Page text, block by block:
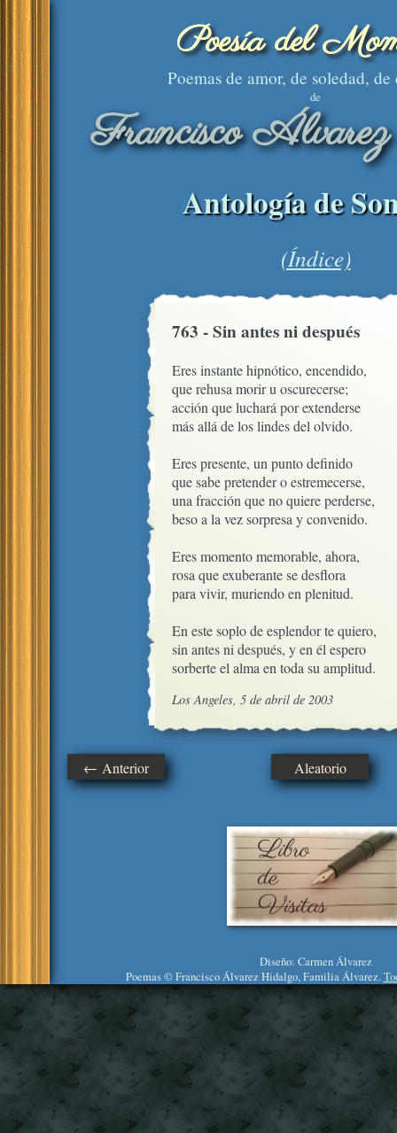
Poesía del
Poemas de amor, de soledad, de
de
Francisco
Antología de
(Índice)
763 - Sin antes ni después
Eres instante hipnótico, encendido,
que rehusa morir u oscurecerse;
acción que luchará por extenderse
más allá de los lindes del olvido.
Eres presente, un punto definido
que sabe pretender o estremecerse,
una fracción que no quiere perderse,
beso a la vez sorpresa y convenido.
Eres momento memorable, ahora,
rosa que exuberante se desflora
para vivir, muriendo en plenitud.
En este soplo de esplendor te quiero,
sin antes ni después, y en él espero
sorberte el alma en toda su amplitud.
Los Angeles, 5 de abril de 2003
← Anterior Aleatorio
Diseño: Carmen Álvarez
Poemas © Francisco Álvarez Hidalgo, Familia Álvarez.